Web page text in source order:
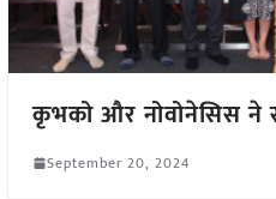
कृभको और नोवोनेसिस ने
September 20, 2024